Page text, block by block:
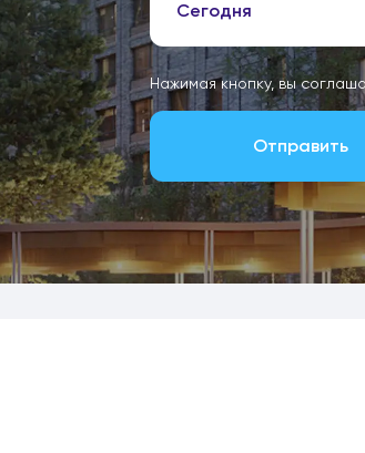
Сегодня
Нажимая кнопку, вы
Отправить